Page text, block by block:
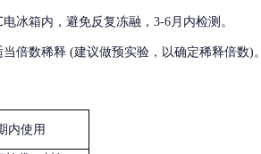
冰箱内，避免反复冻融，3-6月内检测。
当倍数稀释 (建议做预实验，以确定稀释倍数)。
内使用